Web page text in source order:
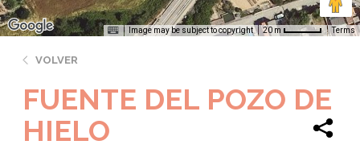
Image may be subject to copyright 20 m Terms
VOLVER
FUENTE DEL POZO DE
HIELO